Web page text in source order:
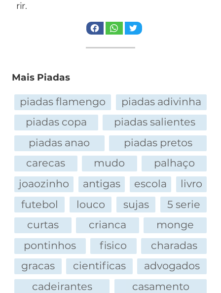
rir.
Mais Piadas
piadas flamengo
piadas adivinha
piadas copa
piadas salientes
piadas anao
piadas pretos
carecas
mudo
palhaço
joaozinho
antigas escola
livro
futebol
louco sujas
5 serie
curtas
crianca
monge
pontinhos
fisico
charadas
gracas
cientificas
advogados
cadeirantes
casamento